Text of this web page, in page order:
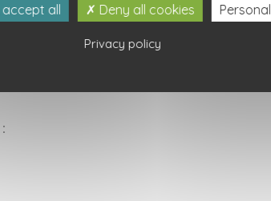
accept all Deny all cookies
Privacy policy